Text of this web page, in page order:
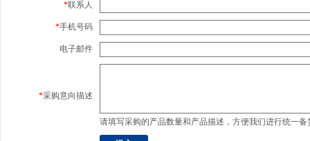
*联系人
*手机号码
电子邮件
*采购意向描述
请填写采购的产品数量和产品描述，方便我们进行统一备